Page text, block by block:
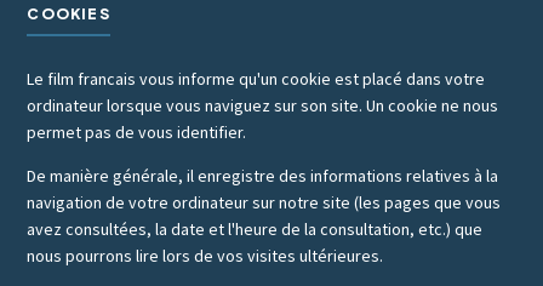
COOKIES
Le film francais vous informe qu'un cookie est placé dans votre
ordinateur lorsque vous naviguez sur son site. Un cookie ne nous
permet pas de vous identifier.
De manière générale, il enregistre des informations relatives à la
navigation de votre ordinateur sur notre site (les pages que vous
avez consultées, la date et l'heure de la consultation, etc.) que
nous pourrons lire lors de vos visites ultérieures.